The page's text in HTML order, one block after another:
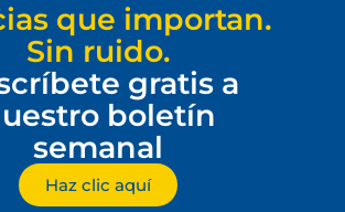
que importan.
Sin ruido.
gratis a
boletín
semanal
Haz clic aquí